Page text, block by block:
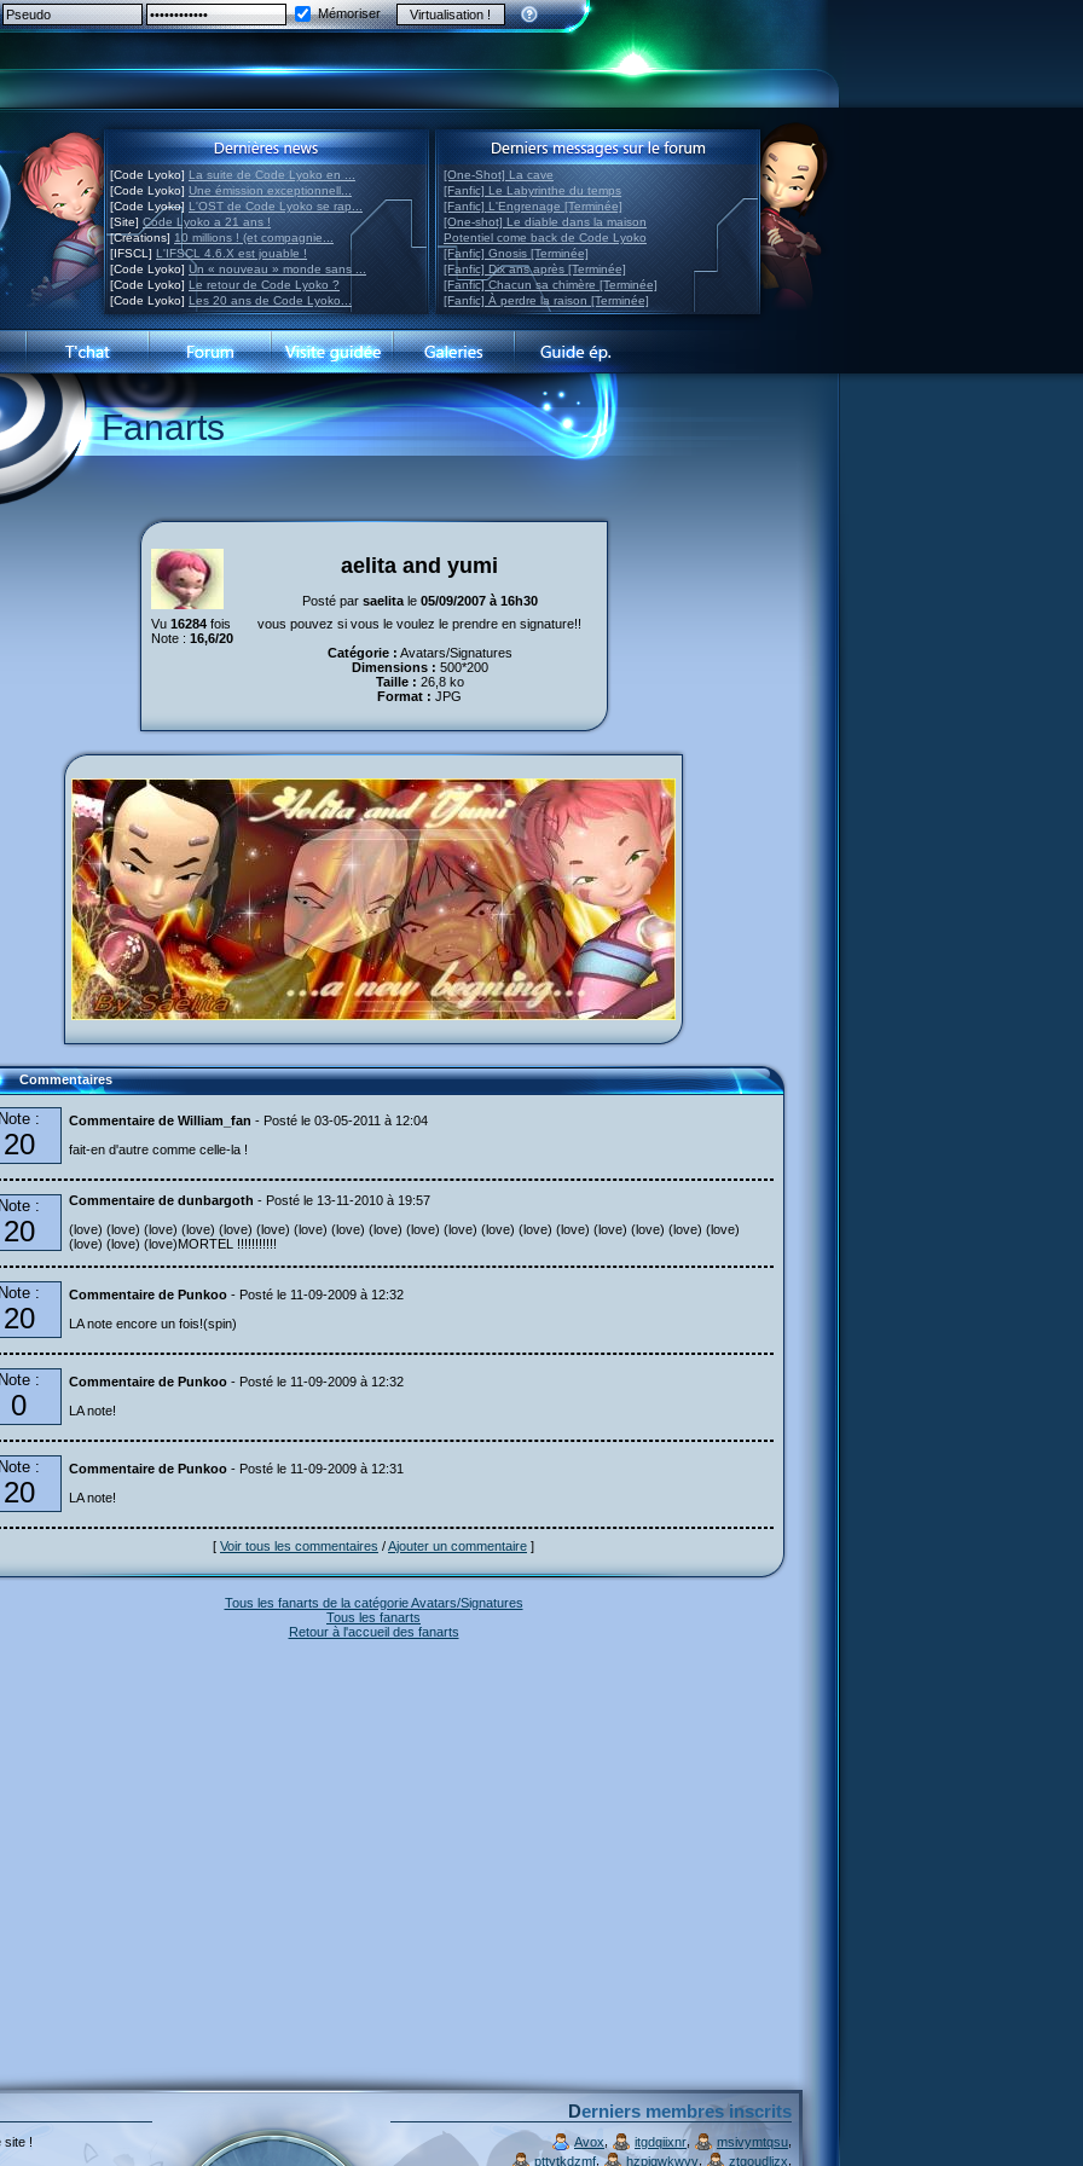
Mémoriser
[Code Lyoko] La suite de Code Lyoko en ...
[Code Lyoko] Une émission exceptionnell...
[Code Lyoko] L'OST de Code Lyoko se rap...
[Site] Code Lyoko a 21 ans !
[Créations] 10 millions ! (et compagnie...
[IFSCL] L'IFSCL 4.6.X est jouable !
[Code Lyoko] Un « nouveau » monde sans ...
[Code Lyoko] Le retour de Code Lyoko ?
[Code Lyoko] Les 20 ans de Code Lyoko...
[One-Shot] La cave
[Fanfic] Le Labyrinthe du temps
[Fanfic] L'Engrenage [Terminée]
[One-shot] Le diable dans la maison
Potentiel come back de Code Lyoko
[Fanfic] Gnosis [Terminée]
[Fanfic] Dix ans après [Terminée]
[Fanfic] Chacun sa chimère [Terminée]
[Fanfic] À perdre la raison [Terminée]
Fanarts
aelita and yumi
Posté par saelitale 05/09/2007 à 16h30
Vu 16284fois
Note : 16,6/20
vous pouvez si vous le voulez le prendre en signature!!
Catégorie : Avatars/Signatures
Dimensions : 500*200
Taille : 26,8 ko
Format : JPG
Commentaires
Note :
20
Commentaire de William_fan - Posté le 03-05-2011 à 12:04
fait-en d'autre comme celle-la !
Note :
20
Commentaire de dunbargoth - Posté le 13-11-2010 à 19:57
(love) (love) (love) (love) (love) (love) (love) (love) (love) (love) (love) (love) (love) (love) (love) (love) (love) (love)
(love) (love) (love)MORTEL !!!!!!!!!!!
Note :
20
Commentaire de Punkoo - Posté le 11-09-2009 à 12:32
LA note encore un fois!(spin)
Note :
0
Commentaire de Punkoo - Posté le 11-09-2009 à 12:32
LA note!
Note :
20
Commentaire de Punkoo - Posté le 11-09-2009 à 12:31
LA note!
[ Voir tous les commentaires /Ajouter un commentaire ]
Tous les fanarts de la catégorie Avatars/Signatures
Tous les fanarts
Retour à l'accueil des fanarts
site !
Derniers membres inscrits
Avox itgdqiixnr, msivymtqsu
pttytkdzmf, hzpjqwkwvv ztgoudljzx